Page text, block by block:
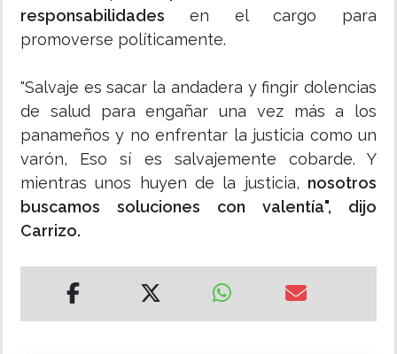
responsabilidades en el cargo para
promoverse políticamente.
"Salvaje es sacar la andadera y fingir dolencias
de salud para engañar una vez más a los
panameños y no enfrentar la justicia como un
varón, Eso sí es salvajemente cobarde. Y
mientras unos huyen de la justicia, nosotros
buscamos soluciones con valentía", dijo
Carrizo.